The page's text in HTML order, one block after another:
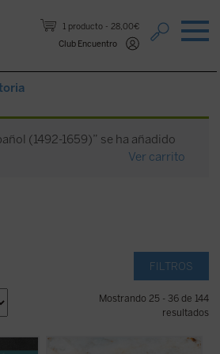
1 producto
28,00€
Club Encuentro
(1492-1659)” se ha añadido
Ver carrito
FILTROS
Mostrando 25 - 36 de 144
resultados
Punto esencial del libro es la concepción de